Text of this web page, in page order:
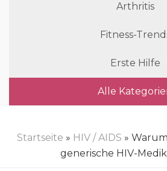
Arthritis
Fitness-
Erste Hilfe
Alle
Startseite » HIV / AIDS »
generische HIV-